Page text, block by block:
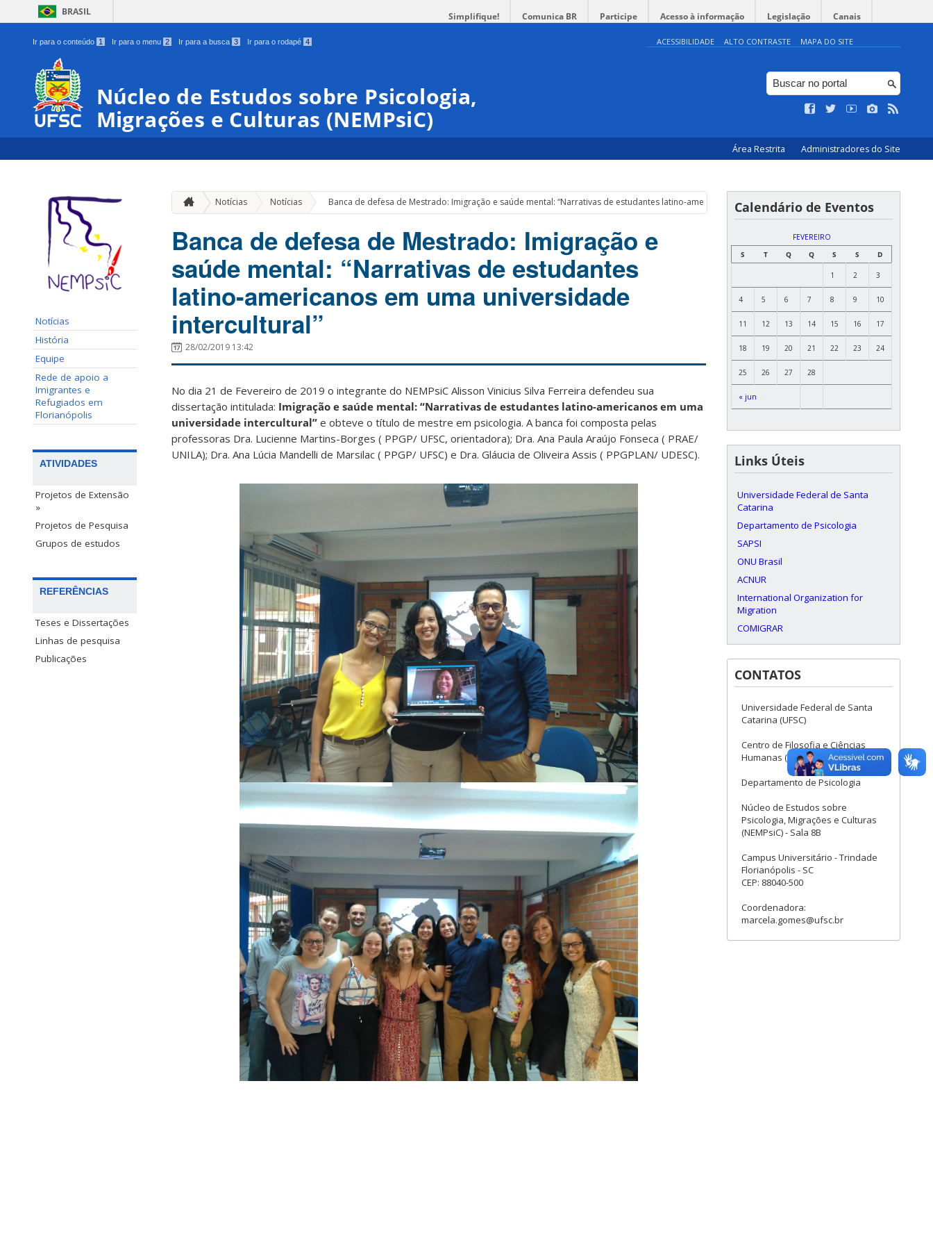
BRASIL Simplifique! Comunica BR Participe Acesso à informação Legislação Canais
Ir para o conteúdo 1 Ir para o menu 2 Ir para a busca 3 Ir para o rodapé 4 ACESSIBILIDADE ALTO CONTRASTE MAPA DO SITE
Núcleo de Estudos sobre Psicologia,
Migrações e Culturas (NEMPsiC)
Área Restrita Administradores do Site
Notícias
História
Equipe
Rede de apoio a
Imigrantes e
Refugiados em
Florianópolis
ATIVIDADES
Projetos de Extensão
»
Projetos de Pesquisa
Grupos de estudos
REFERÊNCIAS
Teses e Dissertações
Linhas de pesquisa
Publicações
Notícias Notícias » Banca de defesa de Mestrado: Imigração e saúde mental: “Narrativas de estudantes latino-americanos em uma universidade intercultural”
Banca de defesa de Mestrado: Imigração e
saúde mental: “Narrativas de estudantes
latino-americanos em uma universidade
intercultural”
28/02/2019 13:42
No dia 21 de Fevereiro de 2019 o integrante do NEMPsiC Alisson Vinicius Silva Ferreira defendeu sua
dissertação intitulada: Imigração e saúde mental: “Narrativas de estudantes latino-americanos em uma
universidade intercultural” e obteve o título de mestre em psicologia. A banca foi composta pelas
professoras Dra. Lucienne Martins-Borges ( PPGP/ UFSC, orientadora); Dra. Ana Paula Araújo Fonseca ( PRAE/
UNILA); Dra. Ana Lúcia Mandelli de Marsilac ( PPGP/ UFSC) e Dra. Gláucia de Oliveira Assis ( PPGPLAN/ UDESC).
Calendário de Eventos
FEVEREIRO
S
T Q Q S S D
« jun
1 2 3
4 5 6 7 8 9 10
11 12 13 14 15 16 17
18 19 20 21 22 23 24
25 26 27 28
Links Úteis
Universidade Federal de Santa
Catarina
Departamento de Psicologia
SAPSI
ONU Brasil
ACNUR
International Organization for
Migration
COMIGRAR
CONTATOS
Universidade Federal de Santa
Catarina (UFSC)
Centro de Filosofia e Ciências
Humanas (CFH)
Departamento de Psicologia
Núcleo de Estudos sobre
Psicologia, Migrações e Culturas
(NEMPsiC) - Sala 8B
Campus Universitário - Trindade
Florianópolis - SC
CEP: 88040-500
Coordenadora:
marcela.gomes@ufsc.br